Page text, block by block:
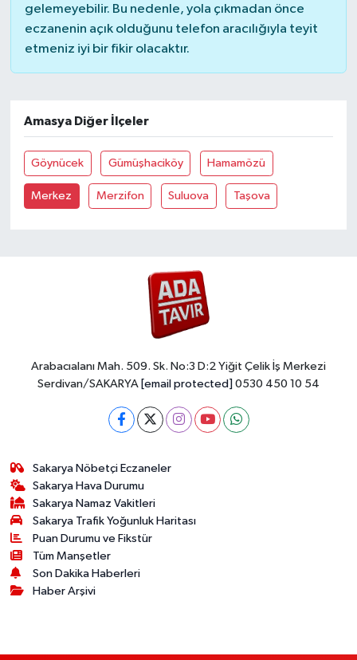
gelemeyebilir. Bu nedenle, yola çıkmadan önce
eczanenin açık olduğunu telefon aracılığıyla teyit
etmeniz iyi bir fikir olacaktır.
Amasya Diğer İlçeler
Göynücek Gümüşhaciköy Hamamözü
Merkez Merzifon Suluova Taşova
Arabacıalanı Mah. 509. Sk. No:3 D:2 Yiğit Çelik İş Merkezi
Serdivan/SAKARYA [email protected] 0530 450 10 54
Sakarya Nöbetçi Eczaneler
Sakarya Hava Durumu
Sakarya Namaz Vakitleri
Sakarya Trafik Yoğunluk Haritası
Puan Durumu ve Fikstür
Tüm Manşetler
Son Dakika Haberleri
Haber Arşivi